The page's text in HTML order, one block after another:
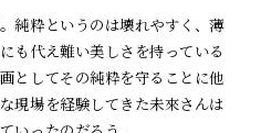
純粋というのは壊れやすく、薄
も代え難い美しさを持っている
としてその純粋を守ることに他
現場を経験してきた未來さんは